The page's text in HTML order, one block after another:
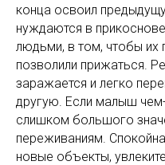
конца освоил
нуждаются в
людьми, в том, чтобы их
позволили прижаться.
заражается и легко
другую. Если малыш
слишком большого
переживаниям.
новые объекты,